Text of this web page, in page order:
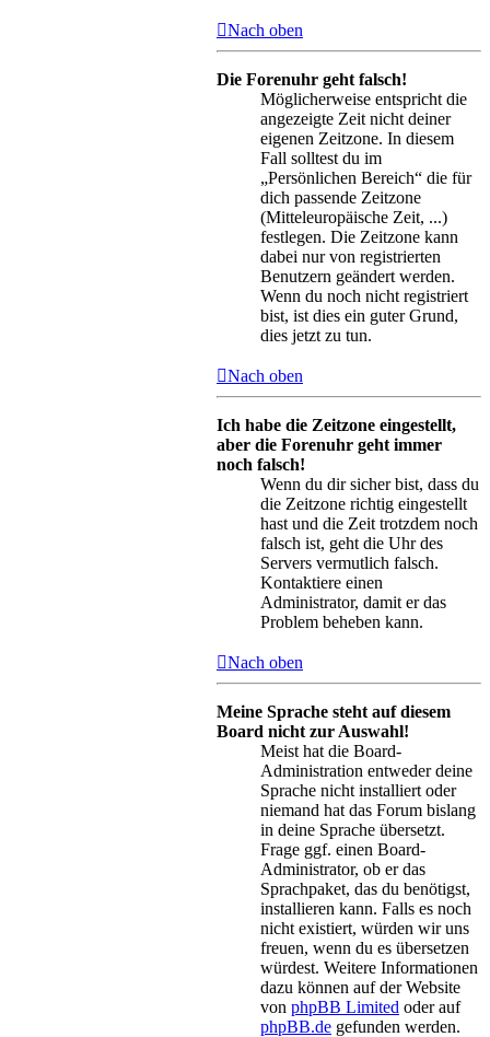
Nach oben
Die Forenuhr geht falsch!
Möglicherweise entspricht die
angezeigte Zeit nicht deiner
eigenen Zeitzone. In diesem
Fall solltest du im
„Persönlichen Bereich“ die für
dich passende Zeitzone
(Mitteleuropäische Zeit, ...)
festlegen. Die Zeitzone kann
dabei nur von registrierten
Benutzern geändert werden.
Wenn du noch nicht registriert
bist, ist dies ein guter Grund,
dies jetzt zu tun.
Nach oben
Ich habe die Zeitzone eingestellt,
aber die Forenuhr geht immer
noch falsch!
Wenn du dir sicher bist, dass du
die Zeitzone richtig eingestellt
hast und die Zeit trotzdem noch
falsch ist, geht die Uhr des
Servers vermutlich falsch.
Kontaktiere einen
Administrator, damit er das
Problem beheben kann.
Nach oben
Meine Sprache steht auf diesem
Board nicht zur Auswahl!
Meist hat die Board-
Administration entweder deine
Sprache nicht installiert oder
niemand hat das Forum bislang
in deine Sprache übersetzt.
Frage ggf. einen Board-
Administrator, ob er das
Sprachpaket, das du benötigst,
installieren kann. Falls es noch
nicht existiert, würden wir uns
freuen, wenn du es übersetzen
würdest. Weitere Informationen
dazu können auf der Website
von phpBB Limited oder auf
phpBB.de gefunden werden.